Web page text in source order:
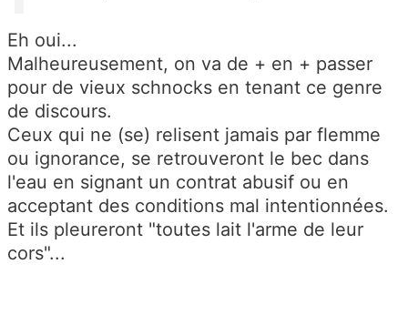
Eh oui...
Malheureusement, on va de + en + passer
pour de vieux schnocks en tenant ce genre
de discours.
Ceux qui ne (se) relisent jamais par flemme
ou ignorance, se retrouveront le bec dans
l'eau en signant un contrat abusif ou en
acceptant des conditions mal intentionnées.
Et ils pleureront "toutes lait l'arme de leur
cors"...